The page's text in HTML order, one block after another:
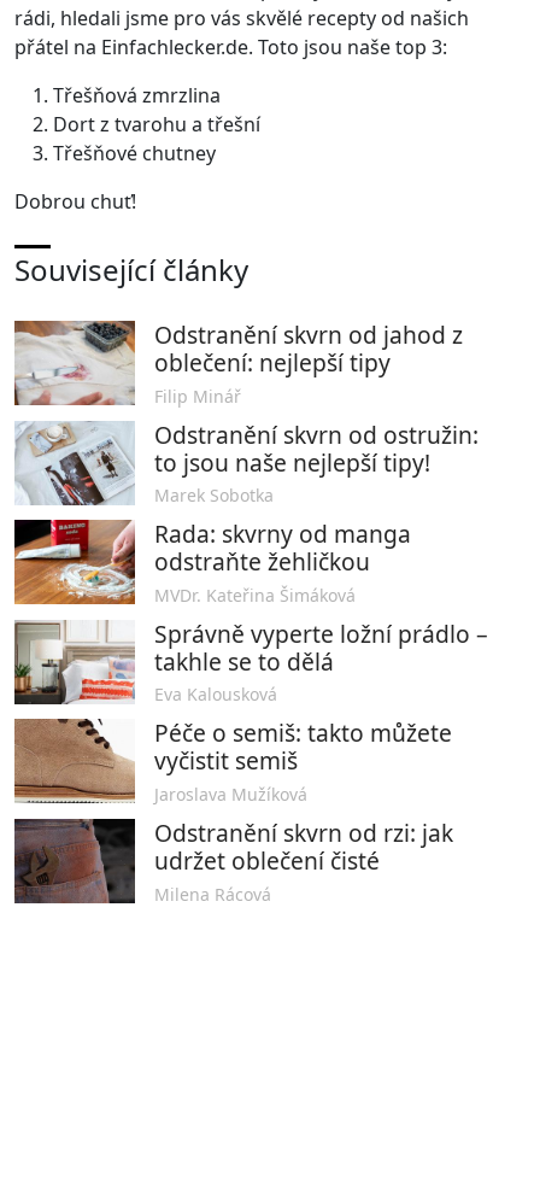
rádi, hledali jsme pro vás skvělé recepty od našich
přátel na Einfachlecker.de. Toto jsou naše top 3:
Třešňová zmrzlina
Dort z tvarohu a třešní
Třešňové chutney
Dobrou chuť!
Související články
Odstranění skvrn od jahod z
oblečení: nejlepší tipy
Filip Minář
Odstranění skvrn od ostružin:
to jsou naše nejlepší tipy!
Marek Sobotka
Rada: skvrny od manga
odstraňte žehličkou
MVDr. Kateřina Šimáková
Správně vyperte ložní prádlo –
takhle se to dělá
Eva Kalousková
Péče o semiš: takto můžete
vyčistit semiš
Jaroslava Mužíková
Odstranění skvrn od rzi: jak
udržet oblečení čisté
Milena Rácová